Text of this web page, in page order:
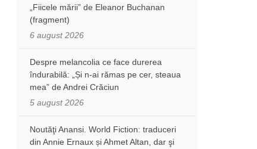
„Fiicele mării” de Eleanor Buchanan
(fragment)
6 august 2026
Despre melancolia ce face durerea
îndurabilă: „Și n-ai rămas pe cer, steaua
mea” de Andrei Crăciun
5 august 2026
Noutăţi Anansi. World Fiction: traduceri
din Annie Ernaux și Ahmet Altan, dar şi